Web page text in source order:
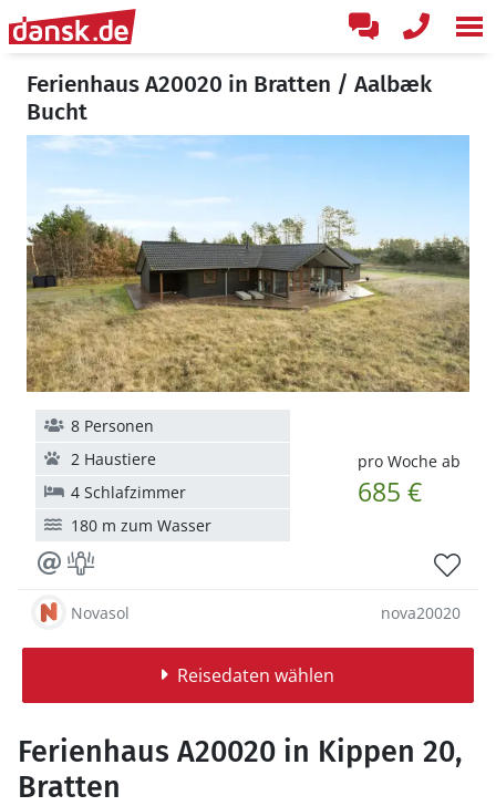
Ferienhaus A20020 in Bratten / Aalbæk
Bucht
pro Woche ab
685 €
8 Personen
2 Haustiere
4 Schlafzimmer
180 m zum Wasser
Novasol nova20020
Reisedaten wählen
Ferienhaus A20020 in Kippen 20,
Bratten